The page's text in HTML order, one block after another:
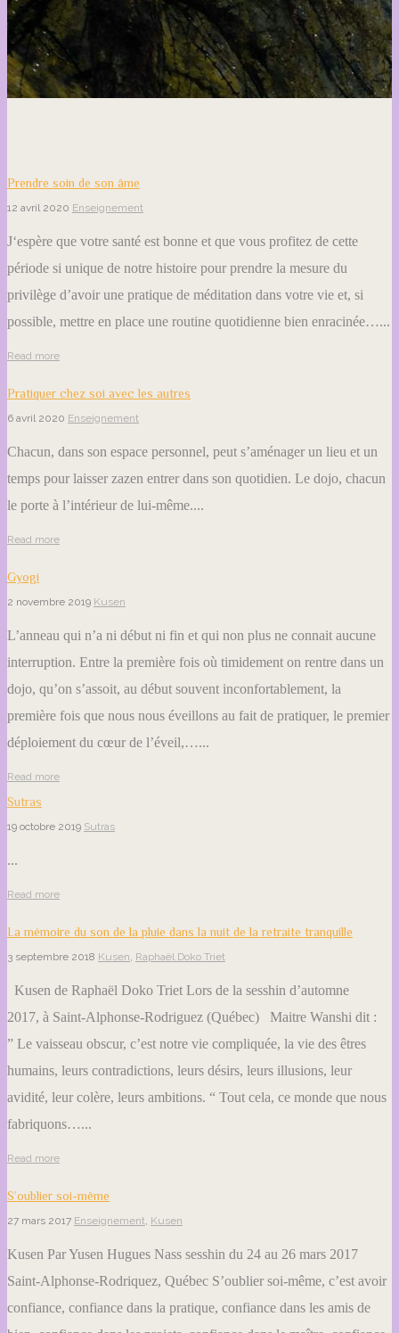
Prendre soin de son âme
12 avril 2020 Enseignement
J‘espère que votre santé est bonne et que vous profitez de cette
période si unique de notre histoire pour prendre la mesure du
privilège d’avoir une pratique de méditation dans votre vie et, si
possible, mettre en place une routine quotidienne bien enracinée…...
Read more
Pratiquer chez soi avec les autres
6 avril 2020 Enseignement
Chacun, dans son espace personnel, peut s’aménager un lieu et un
temps pour laisser zazen entrer dans son quotidien. Le dojo, chacun
le porte à l’intérieur de lui-même....
Read more
Gyogi
2 novembre 2019 Kusen
L’anneau qui n’a ni début ni fin et qui non plus ne connait aucune
interruption. Entre la première fois où timidement on rentre dans un
dojo, qu’on s’assoit, au début souvent inconfortablement, la
première fois que nous nous éveillons au fait de pratiquer, le premier
déploiement du cœur de l’éveil,…...
Read more
Sutras
19 octobre 2019 Sutras
...
Read more
La mémoire du son de la pluie dans la nuit de la retraite tranquille
3 septembre 2018 Kusen, Raphaël Doko Triet
Kusen de Raphaël Doko Triet Lors de la sesshin d’automne
2017, à Saint-Alphonse-Rodriguez (Québec) Maitre Wanshi dit :
” Le vaisseau obscur, c’est notre vie compliquée, la vie des êtres
humains, leurs contradictions, leurs désirs, leurs illusions, leur
avidité, leur colère, leurs ambitions. “ Tout cela, ce monde que nous
fabriquons…...
Read more
S’oublier soi-même
27 mars 2017 Enseignement, Kusen
Kusen Par Yusen Hugues Nass sesshin du 24 au 26 mars 2017
Saint-Alphonse-Rodriquez, Québec S’oublier soi-même, c’est avoir
confiance, confiance dans la pratique, confiance dans les amis de